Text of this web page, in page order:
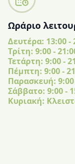
Ωράριο
Δευτέρα: 13:00 -
Tρίτη: 9:00 -
Τετάρτη: 9:00 -
Πέμπτη: 9:00 -
Παρασκευή: 9:00
Σάββατο: 9:00 -
Κυριακή: